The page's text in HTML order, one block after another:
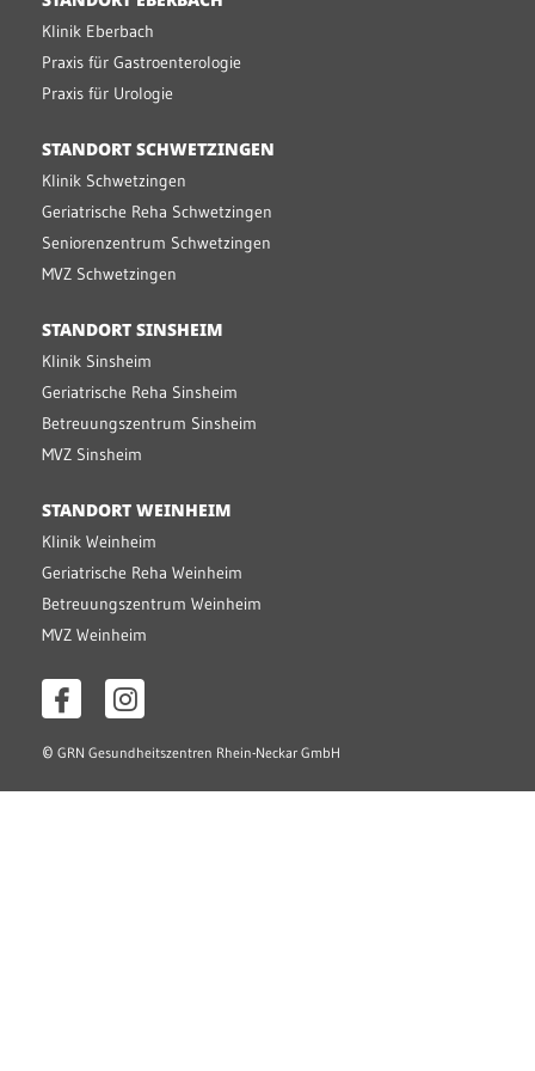
Klinik Eberbach
Praxis für Gastroenterologie
Praxis für Urologie
STANDORT SCHWETZINGEN
Klinik Schwetzingen
Geriatrische Reha Schwetzingen
Seniorenzentrum Schwetzingen
MVZ Schwetzingen
STANDORT SINSHEIM
Klinik Sinsheim
Geriatrische Reha Sinsheim
Betreuungszentrum Sinsheim
MVZ Sinsheim
STANDORT WEINHEIM
Klinik Weinheim
Geriatrische Reha Weinheim
Betreuungszentrum Weinheim
MVZ Weinheim
© GRN Gesundheitszentren Rhein-Neckar GmbH